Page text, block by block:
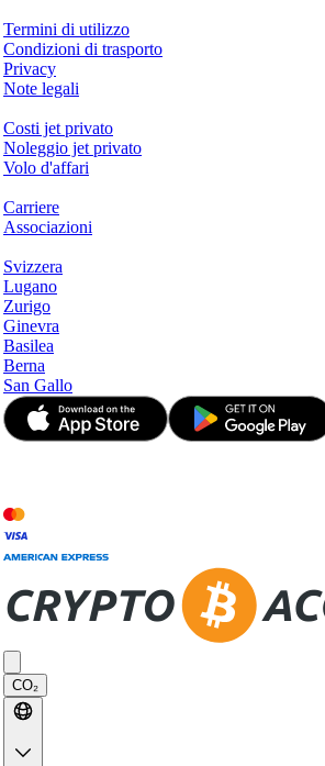
Termini di utilizzo
Condizioni di trasporto
Privacy
Note legali
Costi jet privato
Noleggio jet privato
Volo d'affari
Carriere
Associazioni
Svizzera
Lugano
Zurigo
Ginevra
Basilea
Berna
San Gallo
CO₂